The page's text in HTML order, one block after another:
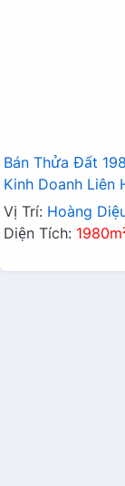
Bán Thửa Đất
Kinh Doanh Liên
Vị Trí: Hoàng
Diện Tích: